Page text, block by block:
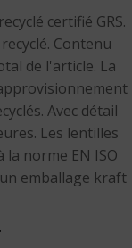
certifié GRS.
Contenu
de l'article. La
Avec détail
Les lentilles
norme EN ISO
un emballage kraft